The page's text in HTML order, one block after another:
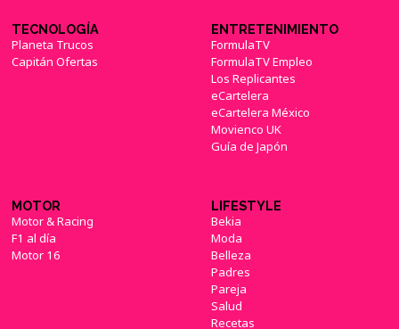
TECNOLOGÍA
Planeta Trucos
Capitán Ofertas
ENTRETENIMIENTO
FormulaTV
FormulaTV Empleo
Los Replicantes
eCartelera
eCartelera México
Movienco UK
Guía de Japón
MOTOR
Motor & Racing
F1 al día
Motor 16
LIFESTYLE
Bekia
Moda
Belleza
Padres
Pareja
Salud
Recetas